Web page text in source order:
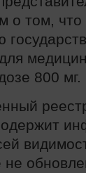
о том,
800 мг.